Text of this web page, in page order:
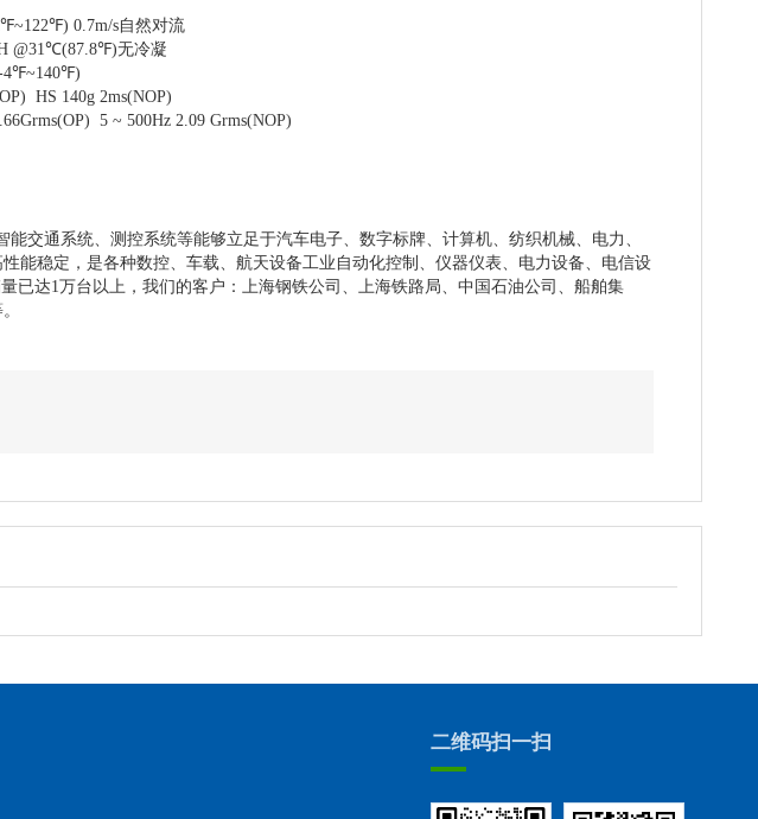
0.7m/s自然对流
@31℃(87.8℉)无冷凝
HS 140g 2ms(NOP)
5 ~ 500Hz 2.09 Grms(NOP)
交通系统、测控系统等能够立足于汽车电子、数字标牌、计算机、纺织机械、电力、
能稳定，是各种数控、车载、航天设备工业自动化控制、仪器仪表、电力设备、电信设
已达1万台以上，我们的客户：上海钢铁公司、上海铁路局、中国石油公司、船舶集
二维码扫一扫